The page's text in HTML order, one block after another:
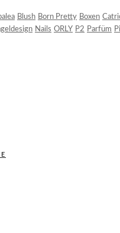
Blush Born Pretty Boxen
Nails ORLY P2 Parfüm